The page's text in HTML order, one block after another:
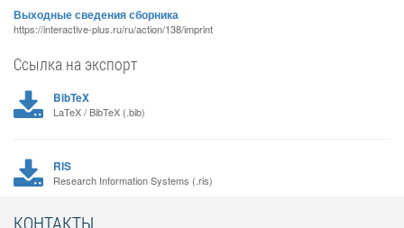
Выходные сведения сборника
https://interactive-plus.ru/ru/action/138/imprint
Ссылка на экспорт
BibTeX
LaTeX / BibTeX (.bib)
RIS
Research Information Systems (.ris)
КОНТАКТЫ